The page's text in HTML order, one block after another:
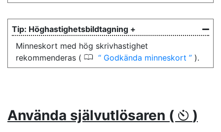
Höghastighetsbildtagning +
Minneskort med hög skrivhastighet
rekommenderas ( 0 Godkända minneskort ).
Använda självutlösaren ( E )